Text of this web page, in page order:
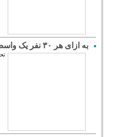
به ازای هر ۳۰ نفر یک واسطه و دلال وجود دارد